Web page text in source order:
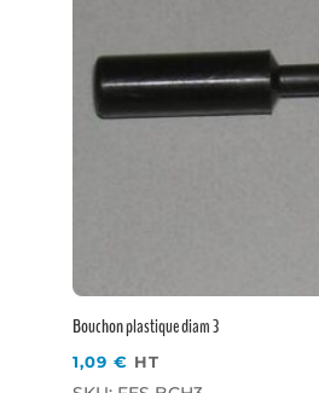
Bouchon plastique diam 3
1,09 € HT